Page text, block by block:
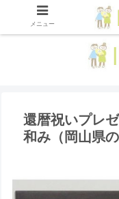
還暦祝いプレ
和み（岡山県の
メニュー